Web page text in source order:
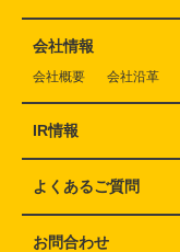
会社情報
会社概要 会社沿革
IR情報
よくあるご質問
お問合わせ